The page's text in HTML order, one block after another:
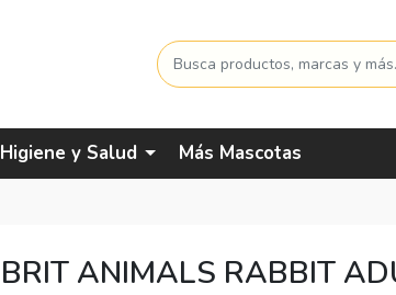
Higiene y Salud Más Mascotas
BRIT ANIMALS RABBIT